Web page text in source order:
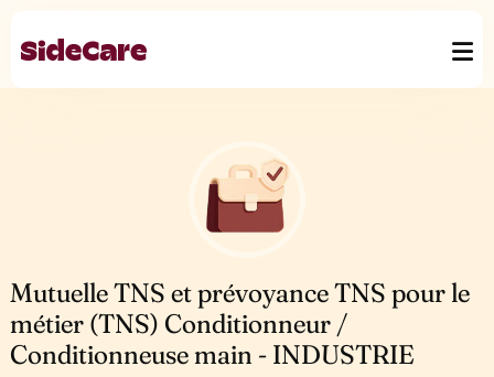
Mutuelle TNS et prévoyance TNS pour le
métier (TNS) Conditionneur /
Conditionneuse main - INDUSTRIE